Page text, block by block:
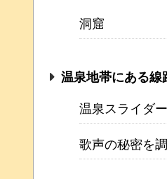
洞窟
温泉地帯にある線
温泉スライダー
歌声の秘密を